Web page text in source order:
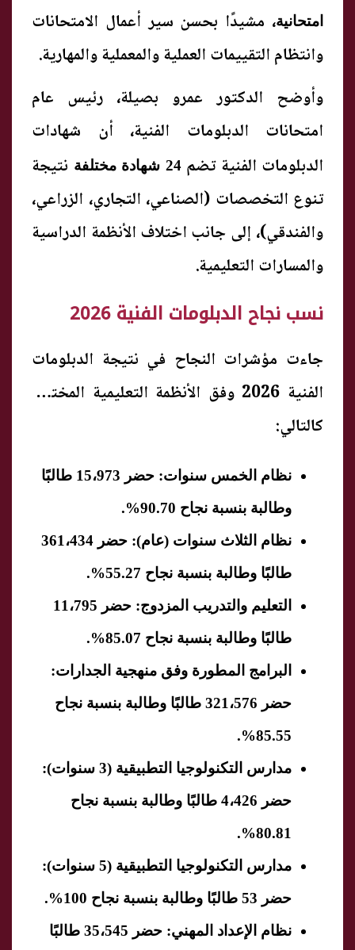
امتحانية، مشيدًا بحسن سير أعمال الامتحانات
وانتظام التقييمات العملية والمعملية والمهارية.
وأوضح الدكتور عمرو بصيلة، رئيس عام
امتحانات الدبلومات الفنية، أن شهادات
الدبلومات الفنية تضم24 شهادة مختلفة
نتيجة
تنوع التخصصات (الصناعي، التجاري، الزراعي،
والفندقي)، إلى جانب اختلاف الأنظمة الدراسية
والمسارات التعليمية.
نسب نجاح الدبلومات الفنية 2026
جاءت مؤشرات النجاح في نتيجة الدبلومات
الفنية 2026 وفق الأنظمة التعليمية المختلفة
كالتالي:
نظام الخمس سنوات:
حضر 15،973 طالبًا
وطالبة بنسبة نجاح 90.70%
.
نظام الثلاث سنوات (عام):
حضر 361،434
طالبًا وطالبة بنسبة نجاح 55.27%
.
التعليم والتدريب المزدوج:
حضر 11،795
طالبًا وطالبة بنسبة نجاح 85.07%
.
البرامج المطورة وفق منهجية الجدارات:
حضر 321،576 طالبًا وطالبة بنسبة نجاح
85.55%
.
مدارس التكنولوجيا التطبيقية (3 سنوات):
حضر 4،426 طالبًا وطالبة بنسبة نجاح
80.81%
.
مدارس التكنولوجيا التطبيقية (5 سنوات):
حضر 53 طالبًا وطالبة بنسبة نجاح
100%
.
نظام الإعداد المهني:
حضر 35،545 طالبًا